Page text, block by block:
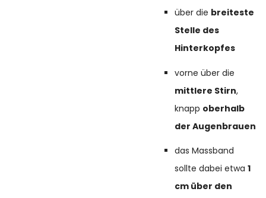
über die breiteste
Stelle des
Hinterkopfes
vorne über die
mittlere Stirn,
knapp oberhalb
der Augenbrauen
das Massband
sollte dabei etwa1
cm über den